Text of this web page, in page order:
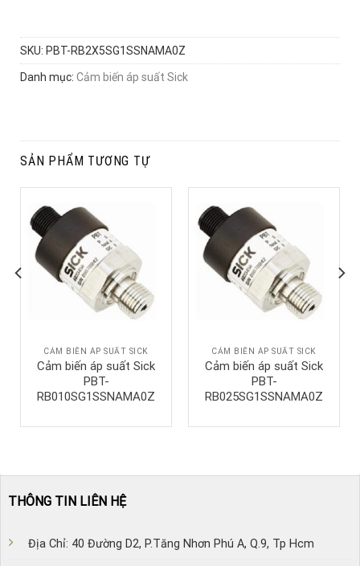
SKU: PBT-RB2X5SG1SSNAMA0Z
Danh mục: Cảm biến áp suất Sick
SẢN PHẨM TƯƠNG TỰ
CẢM BIẾN ÁP SUẤT SICK
Cảm biến áp suất Sick
PBT-
RB010SG1SSNAMA0Z
CẢM BIẾN ÁP SUẤT SICK
Cảm biến áp suất Sick
PBT-
RB025SG1SSNAMA0Z
THÔNG TIN LIÊN HỆ
Địa Chỉ: 40 Đường D2, P.Tăng Nhơn Phú A, Q.9, Tp Hcm